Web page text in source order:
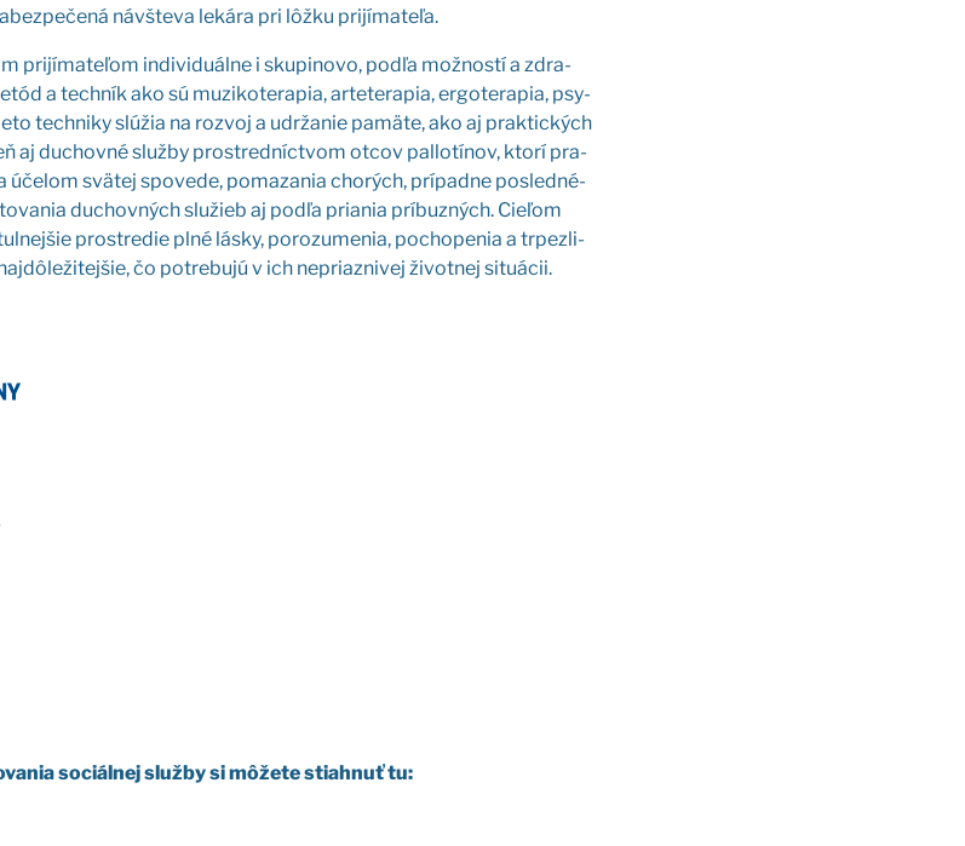
náv­šte­va leká­ra pri lôž­ku pri­jí­ma­te­ľa.
pri­jí­ma­te­ľom indi­vi­du­ál­ne i sku­pi­no­vo, pod­ľa mož­nos­tí a zdra­
a tech­ník ako sú muzi­ko­te­ra­pia, arte­te­ra­pia, ergo­te­ra­pia, psy­
tech­ni­ky slú­žia na roz­voj a udr­ža­nie pamä­te, ako aj prak­tic­kých
aj duchov­né služ­by pro­stred­níc­tvom otcov pal­lo­tí­nov, kto­rí pra­
úče­lom svä­tej spo­ve­de, poma­za­nia cho­rých, prí­pad­ne posled­né­
duchov­ných slu­žieb aj pod­ľa pria­nia prí­buz­ných. Cie­ľom
pro­stre­die plné lás­ky, poro­zu­me­nia, pocho­pe­nia a trpez­li­
čo potre­bu­jú v ich nepriaz­ni­vej život­nej situ­ácii.
sociál­nej služ­by si môže­te stiah­nuť tu: